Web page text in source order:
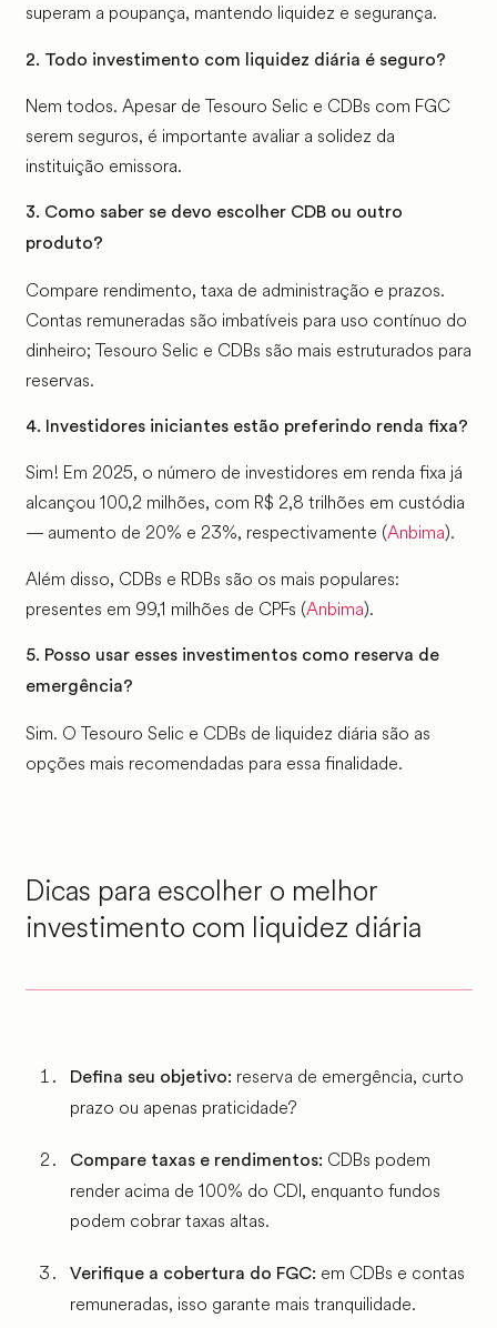
superam a poupança, mantendo liquidez e segurança.
2. Todo investimento com liquidez diária é seguro?
Nem todos. Apesar de Tesouro Selic e CDBs com FGC
serem seguros, é importante avaliar a solidez da
instituição emissora.
3. Como saber se devo escolher CDB ou outro
produto?
Compare rendimento, taxa de administração e prazos.
Contas remuneradas são imbatíveis para uso contínuo do
dinheiro; Tesouro Selic e CDBs são mais estruturados para
reservas.
4. Investidores iniciantes estão preferindo renda fixa?
Sim! Em 2025, o número de investidores em renda fixa já
alcançou 100,2 milhões, com R$ 2,8 trilhões em custódia
— aumento de 20% e 23%, respectivamente (Anbima).
Além disso, CDBs e RDBs são os mais populares:
presentes em 99,1 milhões de CPFs (Anbima).
5. Posso usar esses investimentos como reserva de
emergência?
Sim. O Tesouro Selic e CDBs de liquidez diária são as
opções mais recomendadas para essa finalidade.
Dicas para escolher o melhor
investimento com liquidez diária
Defina seu objetivo: reserva de emergência, curto
prazo ou apenas praticidade?
Compare taxas e rendimentos: CDBs podem
render acima de 100% do CDI, enquanto fundos
podem cobrar taxas altas.
Verifique a cobertura do FGC: em CDBs e contas
remuneradas, isso garante mais tranquilidade.